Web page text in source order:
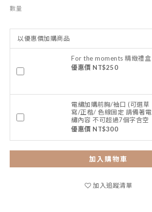
數量
以優惠價加購商品
For the moments 精緻禮盒
優惠價 NT$250
電繡加購前胸/袖口 (可選草
寫/正楷/ 色線固定 請備著電
繡內容 不可超過7個字含空
格)
優惠價 NT$300
加入購物車
加入追蹤清單